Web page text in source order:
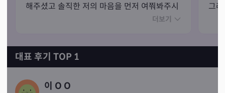
해주셨고 솔직한 저의 마음을 먼저 여쭤봐주시
고 안만났으면 좋겠지만 만나고 싶다면 내일 기
무슨일 생기면 톡도 다시 하라고 해주셔서 많
은 위로가 됐어요.. 다음번에 또 다시 상담받고
싶습니다!
더보기
그
대표 후기 TOP 1
이 O O